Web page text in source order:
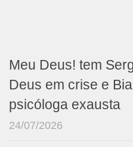
Meu Deus! tem
Deus em crise e
psicóloga exausta
24/07/2026